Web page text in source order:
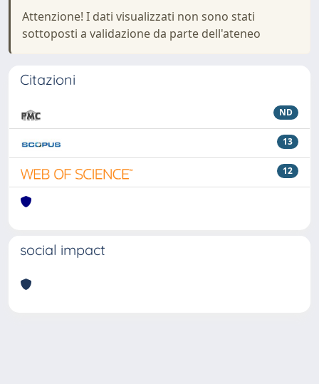
Attenzione! I dati visualizzati non sono stati
sottoposti a validazione da parte dell'ateneo
Citazioni
ND
13
12
social impact